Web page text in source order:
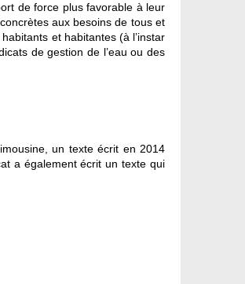
de force plus favorable à leur
aux besoins de tous et
et habitantes (à l’instar
de gestion de l’eau ou des
un texte écrit en 2014
a également écrit un texte qui